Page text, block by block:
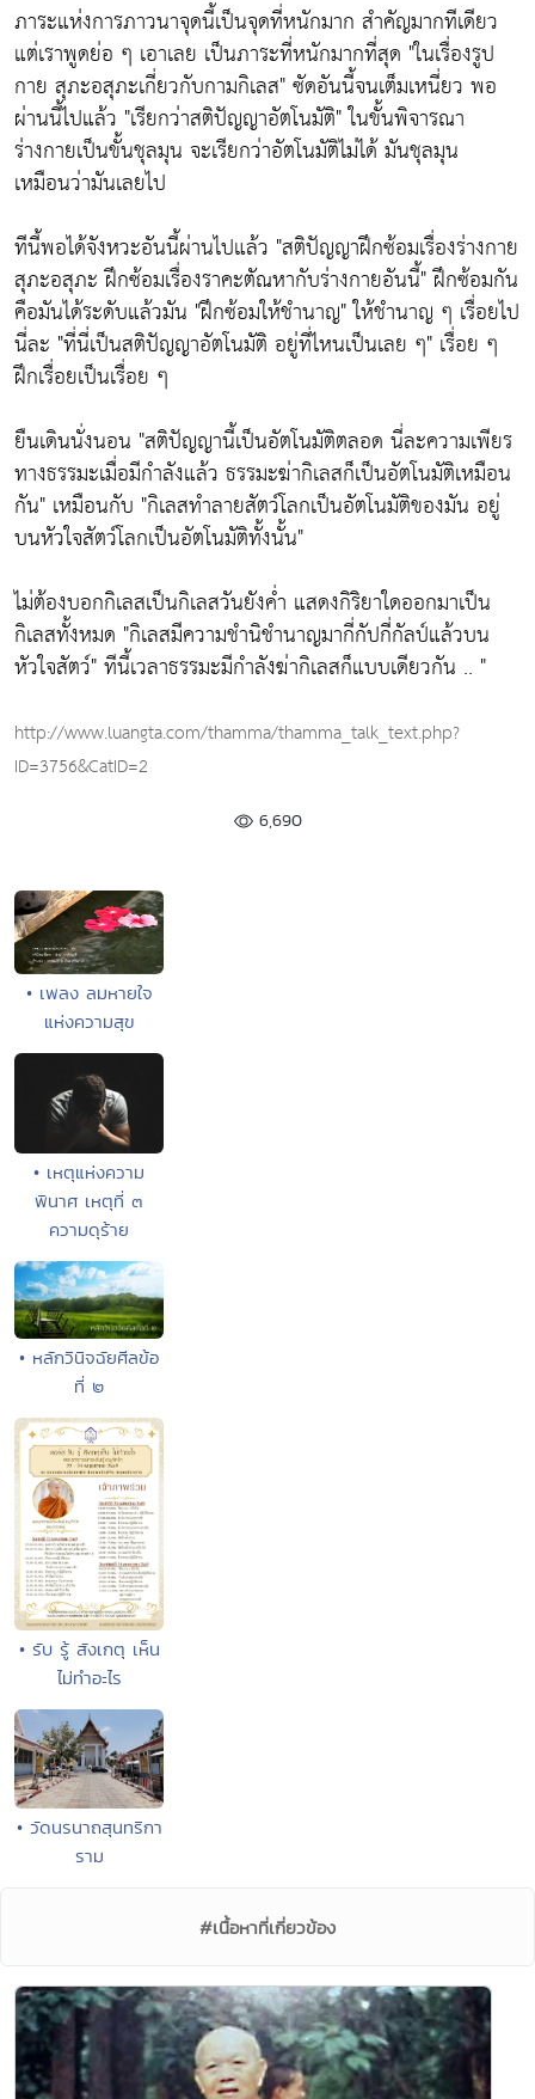
ภาระแห่งการภาวนาจุดนี้เป็นจุดที่หนักมาก สำคัญมากทีเดียว
แต่เราพูดย่อ ๆ เอาเลย เป็นภาระที่หนักมากที่สุด "ในเรื่องรูป
กาย สุภะอสุภะเกี่ยวกับกามกิเลส"ซัดอันนี้จนเต็มเหนี่ยว พอ
ผ่านนี้ไปแล้ว "เรียกว่าสติปัญญาอัตโนมัติ"ในขั้นพิจารณา
ร่างกายเป็นขั้นชุลมุน จะเรียกว่าอัตโนมัติไม่ได้ มันชุลมุน
เหมือนว่ามันเลยไป
ทีนี้พอได้จังหวะอันนี้ผ่านไปแล้ว "สติปัญญาฝึกซ้อมเรื่องร่างกาย
สุภะอสุภะ ฝึกซ้อมเรื่องราคะตัณหากับร่างกายอันนี้"ฝึกซ้อมกัน
คือมันได้ระดับแล้วมัน "ฝึกซ้อมให้ชำนาญ"ให้ชำนาญ ๆ เรื่อยไป
นี่ละ "ที่นี่เป็นสติปัญญาอัตโนมัติ อยู่ที่ไหนเป็นเลย ๆ" เรื่อย ๆ
ฝึกเรื่อยเป็นเรื่อย ๆ
ยืนเดินนั่งนอน "สติปัญญานี้เป็นอัตโนมัติตลอด นี่ละความเพียร
ทางธรรมะเมื่อมีกำลังแล้ว ธรรมะฆ่ากิเลสก็เป็นอัตโนมัติเหมือน
กัน" เหมือนกับ "กิเลสทำลายสัตว์โลกเป็นอัตโนมัติของมัน อยู่
บนหัวใจสัตว์โลกเป็นอัตโนมัติทั้งนั้น"
ไม่ต้องบอกกิเลสเป็นกิเลสวันยังค่ำ แสดงกิริยาใดออกมาเป็น
กิเลสทั้งหมด "กิเลสมีความชำนิชำนาญมากี่กัปกี่กัลป์แล้วบน
หัวใจสัตว์"ทีนี้เวลาธรรมะมีกำลังฆ่ากิเลสก็แบบเดียวกัน .. "
http://www.luangta.com/thamma/thamma_talk_text.php?
ID=3756&CatID=2
6,690
• เพลง ลมหายใจ
แห่งความสุข
• เหตุแห่งความ
พินาศ เหตุที่ ๓
ความดุร้าย
• หลักวินิจฉัยศีลข้อ
ที่ ๒
• รับ รู้ สังเกตุ เห็น
ไม่ทำอะไร
• วัดนรนาถสุนทริกา
ราม
#เนื้อหาที่เกี่ยวข้อง